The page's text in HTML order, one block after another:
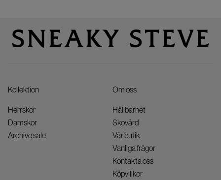
Kollektion
Herrskor
Damskor
Archive sale
Om oss
Hållbarhet
Skovård
Vår butik
Vanliga frågor
Kontakta oss
Köpvillkor